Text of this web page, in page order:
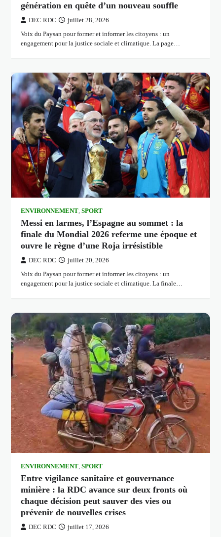
génération en quête d’un nouveau souffle
DEC RDC juillet 28, 2026
Voix du Paysan pour former et informer les citoyens : un
engagement pour la justice sociale et climatique. La page…
ENVIRONNEMENT,SPORT
Messi en larmes, l’Espagne au sommet : la
finale du Mondial 2026 referme une époque et
ouvre le règne d’une Roja irrésistible
DEC RDC juillet 20, 2026
Voix du Paysan pour former et informer les citoyens : un
engagement pour la justice sociale et climatique. La finale…
ENVIRONNEMENT,SPORT
Entre vigilance sanitaire et gouvernance
minière : la RDC avance sur deux fronts où
chaque décision peut sauver des vies ou
prévenir de nouvelles crises
DEC RDC juillet 17, 2026